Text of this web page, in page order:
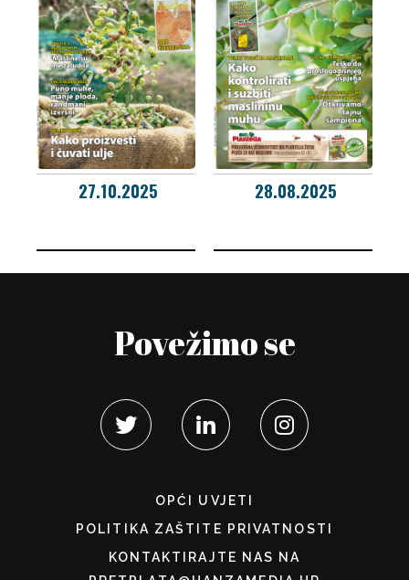
27.10.2025 28.08.2025
Povežimo se
OPĆI UVJETI
POLITIKA ZAŠTITE PRIVATNOSTI
KONTAKTIRAJTE NAS NA